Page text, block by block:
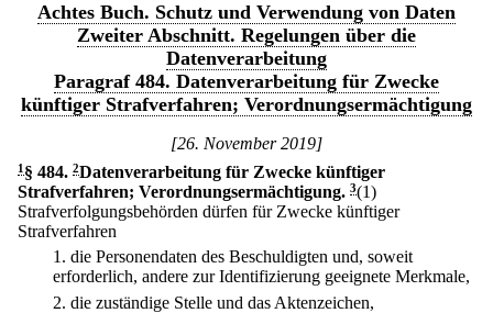
Achtes Buch. Schutz und Verwendung von Daten
Zweiter Abschnitt. Regelungen über die
Datenverarbeitung
Paragraf 484. Datenverarbeitung für Zwecke
künftiger Strafverfahren; Verordnungsermächtigung
[26. November 2019]
1 § 484. 2Datenverarbeitung für Zwecke künftiger
Strafverfahren; Verordnungsermächtigung. 3(1)
Strafverfolgungsbehörden dürfen für Zwecke künftiger
Strafverfahren
1. die Personendaten des Beschuldigten und, soweit
erforderlich, andere zur Identifizierung geeignete Merkmale,
2. die zuständige Stelle und das Aktenzeichen,